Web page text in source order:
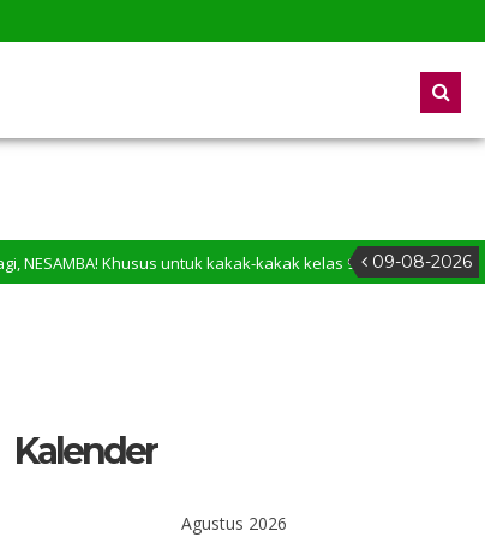
09-08-2026
Khusus untuk kakak-kakak kelas 9, momen penentuan
Kalender
Agustus 2026